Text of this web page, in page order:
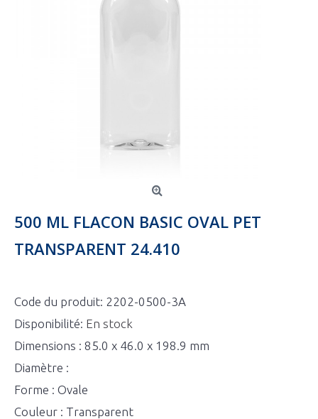
500 ML FLACON BASIC OVAL PET
TRANSPARENT 24.410
Code du produit: 2202-0500-3A
Disponibilité: En stock
Dimensions : 85.0 x 46.0 x 198.9 mm
Diamètre :
Forme : Ovale
Couleur : Transparent